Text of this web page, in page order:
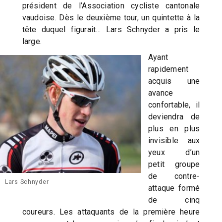
président de l’Association cycliste cantonale
vaudoise. Dès le deuxième tour, un quintette à la
tête duquel figurait… Lars Schnyder a pris le
large.
Lars Schnyder
Ayant
rapidement
acquis une
avance
confortable, il
deviendra de
plus en plus
invisible aux
yeux d’un
petit groupe
de contre-
attaque formé
de cinq
coureurs. Les attaquants de la première heure